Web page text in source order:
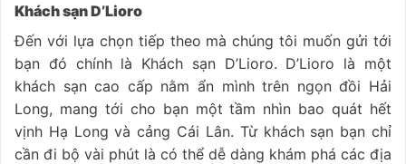
Khách sạn D’Lioro
Đến với lựa chọn tiếp theo mà chúng tôi muốn gửi tới
bạn đó chính là Khách sạn D’Lioro. D’Lioro là một
khách sạn cao cấp nằm ẩn mình trên ngọn đồi Hải
Long, mang tới cho bạn một tầm nhìn bao quát hết
vịnh Hạ Long và cảng Cái Lân. Từ khách sạn bạn chỉ
cần đi bộ vài phút là có thể dễ dàng khám phá các địa